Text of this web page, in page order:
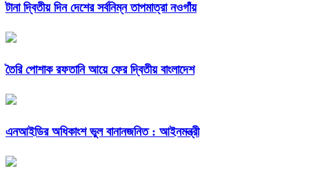
টানা দ্বিতীয় দিন দেশের সর্বনিম্ন তাপমাত্রা নওগাঁয়
তৈরি পোশাক রফতানি আয়ে ফের দ্বিতীয় বাংলাদেশ
এনআইডির অধিকাংশ ভুল বানানজনিত : আইনমন্ত্রী